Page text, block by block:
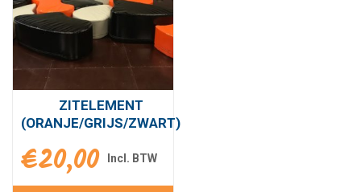
ZITELEMENT
(ORANJE/GRIJS/ZWART)
€20,00